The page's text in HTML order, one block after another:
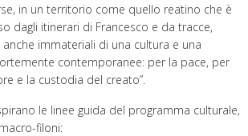
in un territorio come quello reatino che è
dagli itinerari di Francesco e da tracce,
immateriali di una cultura e una
contemporanee: per la pace, per
e la custodia del creato”.
le linee guida del programma culturale,
filoni: